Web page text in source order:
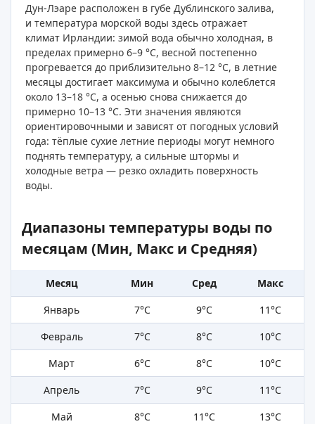
Дун-Лэаре расположен в губе Дублинского залива,
и температура морской воды здесь отражает
климат Ирландии: зимой вода обычно холодная, в
пределах примерно 6–9 °C, весной постепенно
прогревается до приблизительно 8–12 °C, в летние
месяцы достигает максимума и обычно колеблется
около 13–18 °C, а осенью снова снижается до
примерно 10–13 °C. Эти значения являются
ориентировочными и зависят от погодных условий
года: тёплые сухие летние периоды могут немного
поднять температуру, а сильные штормы и
холодные ветра — резко охладить поверхность
воды.
Диапазоны температуры воды по
месяцам (Мин, Макс и Средняя)
Месяц Мин Сред
Макс
Январь
7°C 9°C
11°C
Февраль
7°C 8°C
10°C
Март
6°C 8°C
10°C
Апрель
7°C 9°C
11°C
Май
8°C 11°C
13°C